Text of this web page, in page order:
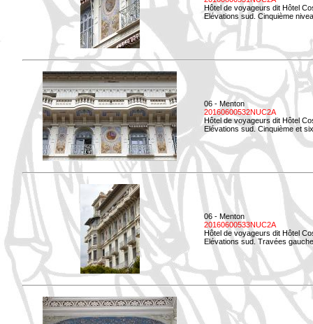
Hôtel de voyageurs dit Hôtel
Elévations sud. Cinquième
06 - Menton
20160600532NUC2A
Hôtel de voyageurs dit Hôtel
Elévations sud. Cinquième et
06 - Menton
20160600533NUC2A
Hôtel de voyageurs dit Hôtel
Elévations sud. Travées